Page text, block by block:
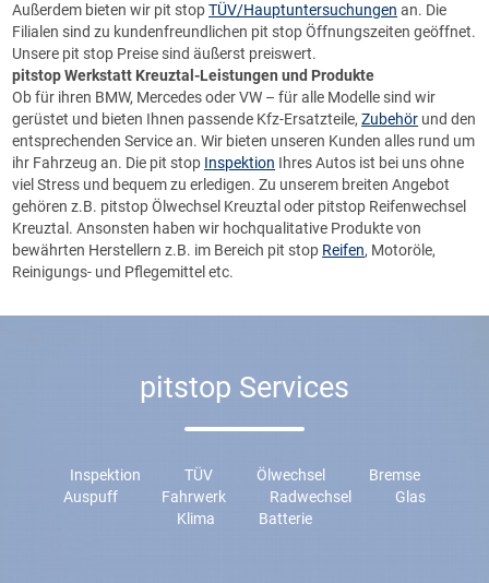
Außerdem bieten wir pit stopTÜV/Hauptuntersuchungen an. Die
Filialen sind zu kundenfreundlichen pit stop Öffnungszeiten geöffnet.
Unsere pit stop Preise sind äußerst preiswert.
pitstop Werkstatt Kreuztal-Leistungen und Produkte
Ob für ihren BMW, Mercedes oder VW – für alle Modelle sind wir
gerüstet und bieten Ihnen passende Kfz-Ersatzteile,Zubehör und den
entsprechendenServicean. Wir bieten unseren Kunden alles rund um
ihr Fahrzeug an. Die pit stop Inspektion Ihres Autos ist bei uns ohne
viel Stress und bequem zu erledigen. Zu unserem breiten Angebot
gehören z.B. pitstop Ölwechsel Kreuztal oder pitstop Reifenwechsel
Kreuztal. Ansonsten haben wir hochqualitative Produkte von
bewährten Herstellern z.B. im Bereich pit stop Reifen, Motoröle,
Reinigungs- und Pflegemittel etc.
pitstop Services
Inspektion TÜV Ölwechsel
Bremse
Auspuff
Fahrwerk Radwechsel
Glas
Klima
Batterie